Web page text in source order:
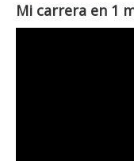
Mi carrera en 1